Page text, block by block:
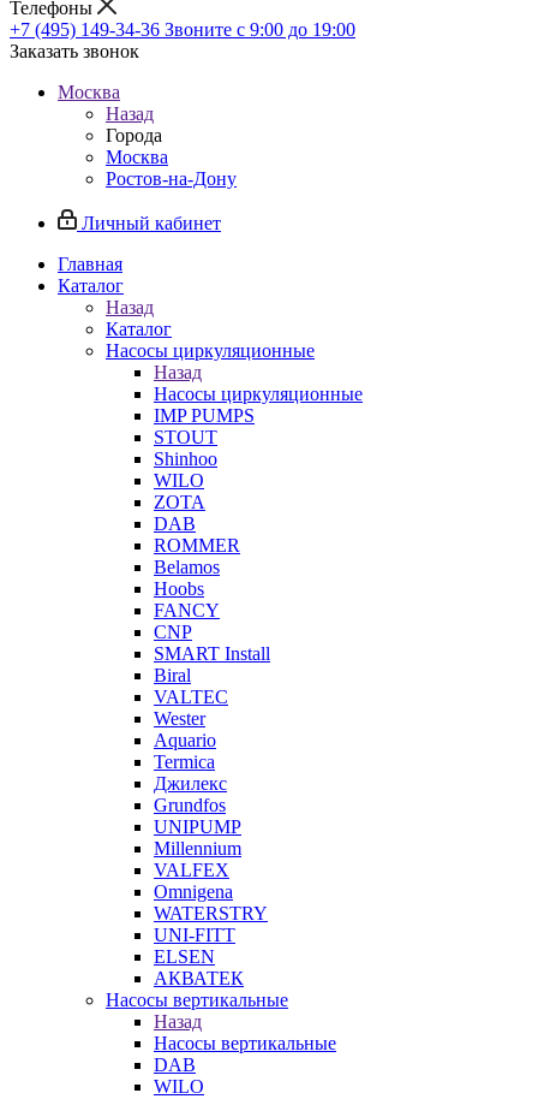
Телефоны
+7 (495) 149-34-36 Звоните с 9:00 до 19:00
Заказать звонок
Москва
Назад
Города
Москва
Ростов-на-Дону
Личный кабинет
Главная
Каталог
Назад
Каталог
Насосы циркуляционные
Назад
Насосы циркуляционные
IMP PUMPS
STOUT
Shinhoo
WILO
ZOTA
DAB
ROMMER
Belamos
Hoobs
FANCY
CNP
SMART Install
Biral
VALTEC
Wester
Aquario
Termica
Джилекс
Grundfos
UNIPUMP
Millennium
VALFEX
Omnigena
WATERSTRY
UNI-FITT
ELSEN
АКВАТЕК
Насосы вертикальные
Назад
Насосы вертикальные
DAB
WILO